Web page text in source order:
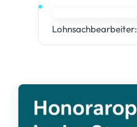
Lohnsachbearbeiter: